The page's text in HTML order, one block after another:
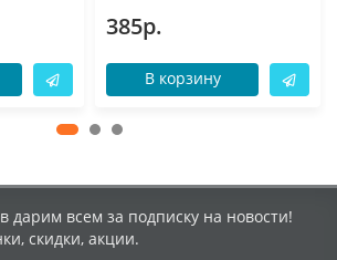
385р.
В корзину
дарим всем за подписку на новости!
скидки, акции.